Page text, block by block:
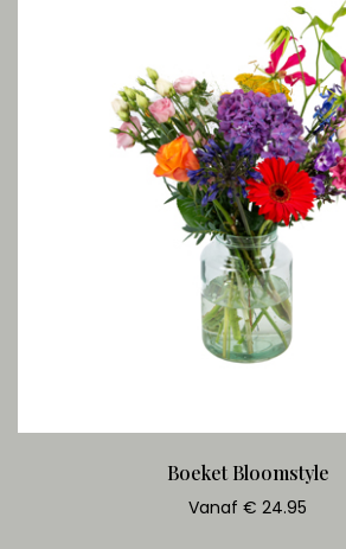
Boeket Bloomstyle
Vanaf € 24.95